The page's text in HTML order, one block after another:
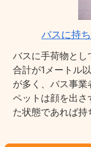
バスに持
バスに手荷物と
合計が1メートル
が多く、バス事業
ペットは顔を出さ
た状態であれば持